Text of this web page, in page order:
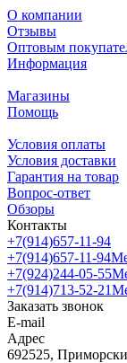
О компании
Отзывы
Оптовым
Информация
Магазины
Помощь
Условия оплаты
Условия доставки
Гарантия на товар
Вопрос-ответ
Обзоры
Контакты
+7(914)657-11-94
+7(914)657-11-94
+7(924)244-05-55
+7(914)713-52-21
Заказать звонок
E-mail
Адрес
692525,